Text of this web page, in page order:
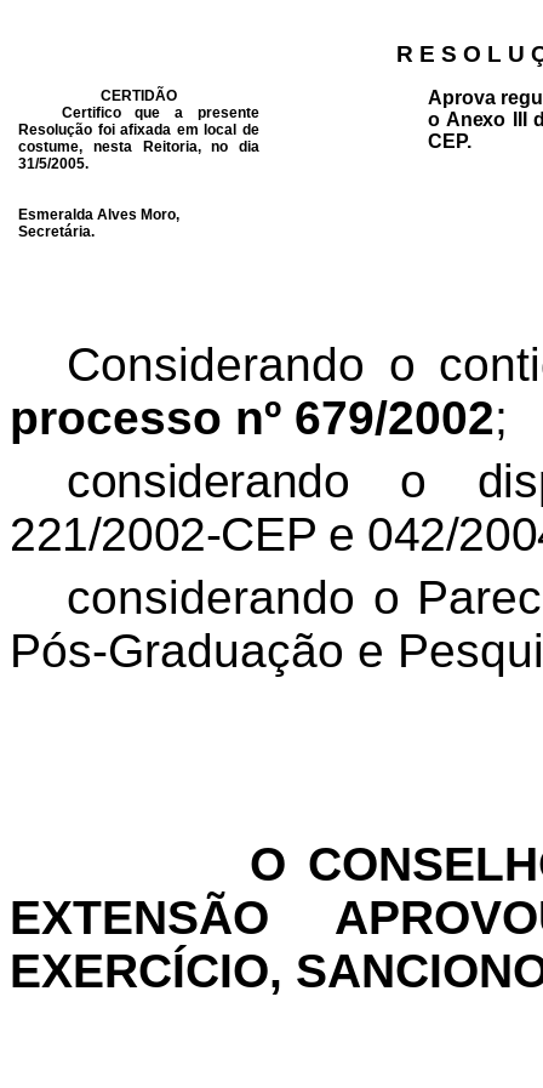
R E S O L U
CERTIDÃO
Certifico que a presente
Resolução foi afixada em local de
costume, nesta Reitoria, no dia
31/5/2005.
Esmeralda Alves Moro,
Secretária.
Aprova
o Anexo III
CEP.
Considerando o
processo nº 679/2002;
considerando o
221/2002-CEP e 042/
considerando o
Pós-Graduação e
O
EXTENSÃO
EXERCÍCIO,